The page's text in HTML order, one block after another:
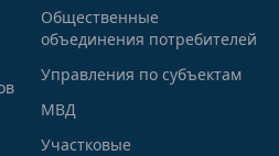
Общественные
объединения потребителей
Управления по субъектам
МВД
Участковые